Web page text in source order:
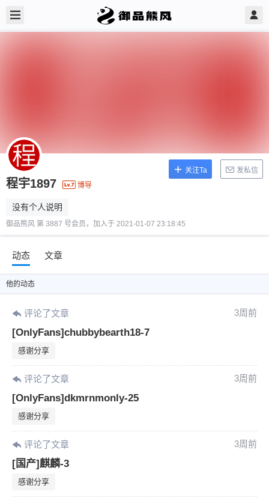
程宇1897 博导
没有个人说明
御品熊风 第 3887 号会员，加入于 2021-01-07 23:18:45
关注Ta 发私信
动态 文章
他的动态
评论了文章 3周前
[OnlyFans]chubbybearth18-7
感谢分享
评论了文章 3周前
[OnlyFans]dkmrnmonly-25
感谢分享
评论了文章 3周前
[国产]麒麟-3
感谢分享